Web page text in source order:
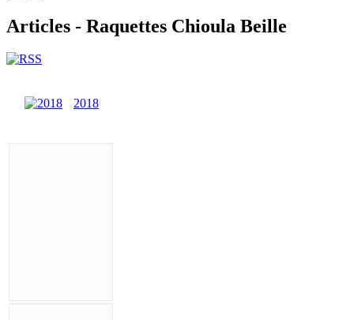
Articles - Raquettes Chioula Beille
2018